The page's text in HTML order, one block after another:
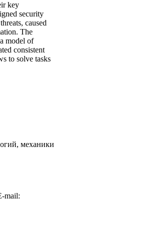
key
security
caused
The
model of
consistent
to solve tasks
механики
mail: